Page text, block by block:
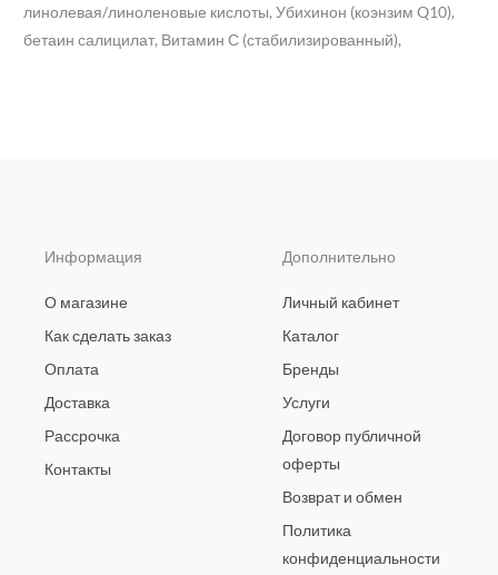
линолевая/линоленовые кислоты, Убихинон (коэнзим Q10),
бетаин салицилат, Витамин С (стабилизированный),
Информация
О магазине
Как сделать заказ
Оплата
Доставка
Рассрочка
Контакты
Дополнительно
Личный кабинет
Каталог
Бренды
Услуги
Договор публичной
оферты
Возврат и обмен
Политика
конфиденциальности